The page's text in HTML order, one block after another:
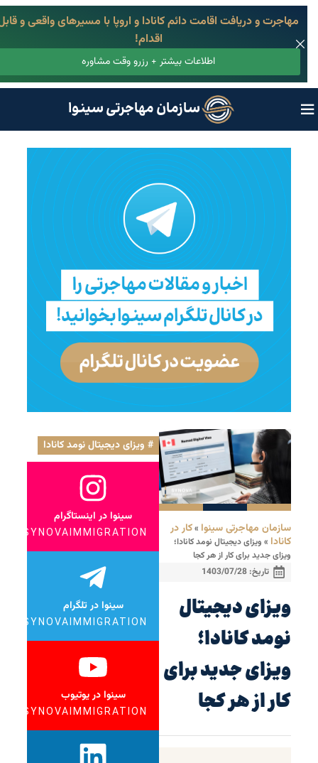
سازمان مهاجرتی سینوا
سازمان مهاجرتی سینوا »کار در
کانادا » ویزای دیجیتال نومد کانادا؛
ویزای جدید برای کار از هر کجا
تاریخ:1403/07/28
ویزای دیجیتال
نومد کانادا؛
ویزای جدید برای
کار از هر کجا
سینوا در اینستاگرام
SYNOVAIMMIGRATION
سینوا در تلگرام
SYNOVAIMMIGRATION
سینوا در یوتیوب
SYNOVAIMMIGRATION
ویزای دیجیتال نومد کانادا
مهاجرت و دریافت اقامت دائم کانادا و اروپا با مسیرهای واقعی و
اقدام!
اطلاعات بیشتر + رزرو وقت مشاوره